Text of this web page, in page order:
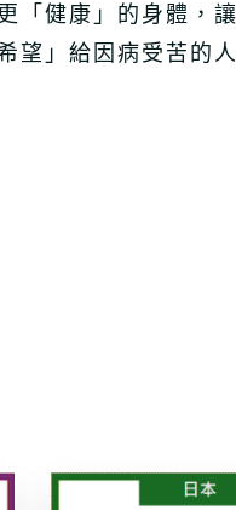
「健康」的身體，
望」給因病受苦的